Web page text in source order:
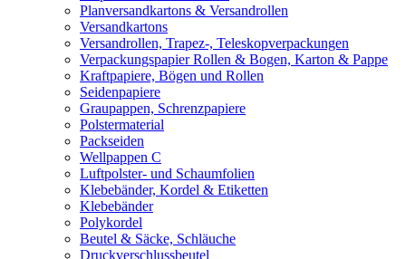
Planversandkartons & Versandrollen
Versandkartons
Versandrollen, Trapez-, Teleskopverpackungen
Verpackungspapier Rollen & Bogen, Karton & Pappe
Kraftpapiere, Bögen und Rollen
Seidenpapiere
Graupappen, Schrenzpapiere
Polstermaterial
Packseiden
Wellpappen C
Luftpolster- und Schaumfolien
Klebebänder, Kordel & Etiketten
Klebebänder
Polykordel
Beutel & Säcke, Schläuche
Druckverschlussbeutel